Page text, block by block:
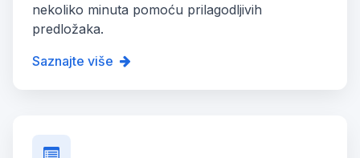
nekoliko minuta pomoću prilagodljivih
predložaka.
Saznajte više